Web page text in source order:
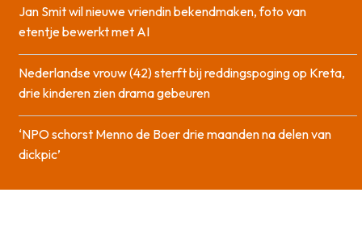
Jan Smit wil nieuwe vriendin bekendmaken, foto van
etentje bewerkt met AI
Nederlandse vrouw (42) sterft bij reddingspoging op Kreta,
drie kinderen zien drama gebeuren
‘NPO schorst Menno de Boer drie maanden na delen van
dickpic’